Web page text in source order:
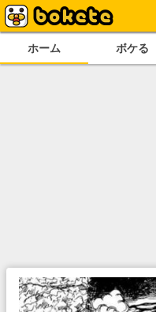
ホーム ボケる